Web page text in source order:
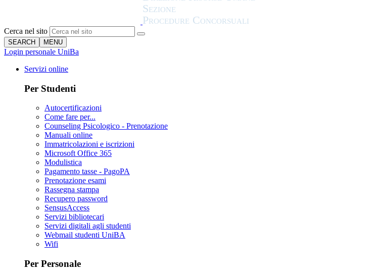
Cerca nel sito
SEARCH MENU
Login personale UniBa
Servizi online
Per Studenti
Autocertificazioni
Come fare per...
Counseling Psicologico - Prenotazione
Manuali online
Immatricolazioni e iscrizioni
Microsoft Office 365
Modulistica
Pagamento tasse - PagoPA
Prenotazione esami
Rassegna stampa
Recupero password
SensusAccess
Servizi bibliotecari
Servizi digitali agli studenti
Webmail studenti UniBA
Wifi
Per Personale